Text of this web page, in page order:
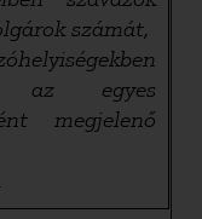
számát,
az egyes
megjelenő